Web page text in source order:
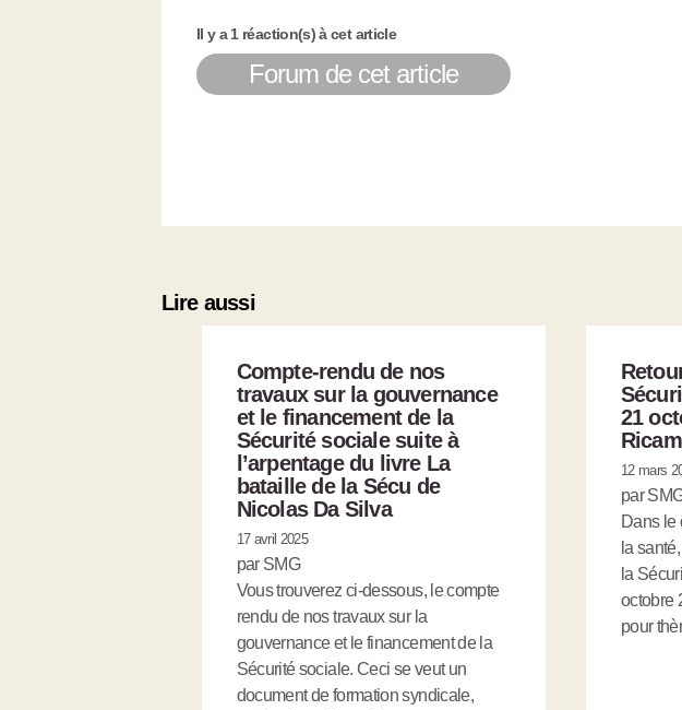
Il y a 1 réaction(s) à cet article
Forum de cet article
Lire aussi
Compte-rendu de nos
travaux sur la gouvernance
et le financement de la
Sécurité sociale suite à
l’arpentage du livre La
bataille de la Sécu de
Nicolas Da Silva
17 avril 2025
par SMG
Vous trouverez ci-dessous, le compte
rendu de nos travaux sur la
gouvernance et le financement de la
Sécurité sociale. Ceci se veut un
document de formation syndicale,
21
12 mars
par
Dans le
la
la
octobre
pour